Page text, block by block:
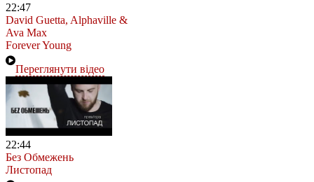
22:47
David Guetta, Alphaville &
Ava Max
Forever Young
Переглянути відео
22:44
Без Обмежень
Листопад